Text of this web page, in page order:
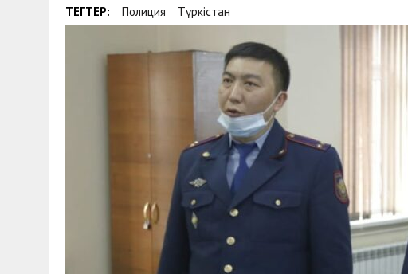
ТЕГТЕР: Полиция Түркістан